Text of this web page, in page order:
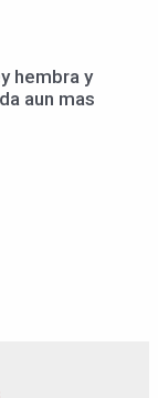
hembra y
aun mas